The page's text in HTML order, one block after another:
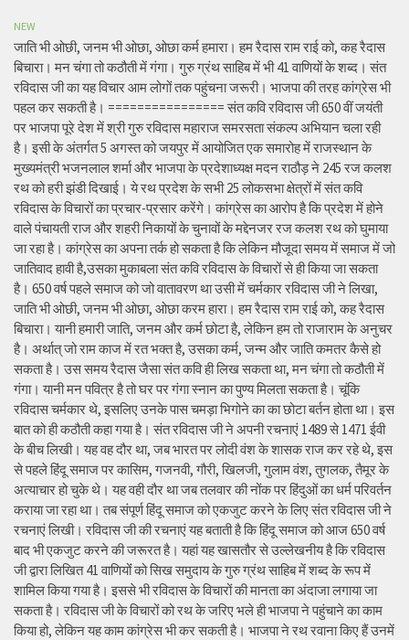
NEW
जाति भी ओछी, जनम भी ओछा, ओछा कर्म हमारा। हम रैदास राम राई को, कह रैदास
बिचारा। मन चंगा तो कठौती में गंगा। गुरु ग्रंथ साहिब में भी 41 वाणियों के शब्द। संत
रविदास जी का यह विचार आम लोगों तक पहुंचना जरूरी। भाजपा की तरह कांग्रेस भी
पहल कर सकती है। ================ संत कवि रविदास जी 650 वीं जयंती
पर भाजपा पूरे देश में श्री गुरु रविदास महाराज समरसता संकल्प अभियान चला रही
है। इसी के अंतर्गत 5 अगस्त को जयपुर में आयोजित एक समारोह में राजस्थान के
मुख्यमंत्री भजनलाल शर्मा और भाजपा के प्रदेशाध्यक्ष मदन राठौड़ ने 245 रज कलश
रथ को हरी झंडी दिखाई। ये रथ प्रदेश के सभी 25 लोकसभा क्षेत्रों में संत कवि
रविदास के विचारों का प्रचार-प्रसार करेंगे। कांग्रेस का आरोप है कि प्रदेश में होने
वाले पंचायती राज और शहरी निकायों के चुनावों के मद्देनजर रज कलश रथ को घुमाया
जा रहा है। कांग्रेस का अपना तर्क हो सकता है कि लेकिन मौजूदा समय में समाज में जो
जातिवाद हावी है,उसका मुकाबला संत कवि रविदास के विचारों से ही किया जा सकता
है। 650 वर्ष पहले समाज को जो वातावरण था उसी में चर्मकार रविदास जी ने लिखा,
जाति भी ओछी, जनम भी ओछा, ओछा करम हारा। हम रैदास राम राई को, कह रैदास
बिचारा। यानी हमारी जाति, जनम और कर्म छोटा है, लेकिन हम तो राजाराम के अनुचर
है। अर्थात् जो राम काज में रत भक्त है, उसका कर्म, जन्म और जाति कमतर कैसे हो
सकता है। उस समय रैदास जैसा संत कवि ही लिख सकता था, मन चंगा तो कठौती में
गंगा। यानी मन पवित्र है तो घर पर गंगा स्नान का पुण्य मिलता सकता है। चूंकि
रविदास चर्मकार थे, इसलिए उनके पास चमड़ा भिगोने का का छोटा बर्तन होता था। इस
बात को ही कठौती कहा गया है। संत रविदास जी ने अपनी रचनाएं 1489 से 1471 ईवी
के बीच लिखी। यह वह दौर था, जब भारत पर लोदी वंश के शासक राज कर रहे थे, इस
से पहले हिंदू समाज पर कासिम, गजनवी, गौरी, खिलजी, गुलाम वंश, तुगलक, तैमूर के
अत्याचार हो चुके थे। यह वही दौर था जब तलवार की नोंक पर हिंदुओं का धर्म परिवर्तन
कराया जा रहा था। तब संपूर्ण हिंदू समाज को एकजुट करने के लिए संत रविदास जी ने
रचनाएं लिखी। रविदास जी की रचनाएं यह बताती है कि हिंदू समाज को आज 650 वर्ष
बाद भी एकजुट करने की जरूरत है। यहां यह खासतौर से उल्लेखनीय है कि रविदास
जी द्वारा लिखित 41 वाणियोंं को सिख समुदाय के गुरु ग्रंथ साहिब में शब्द के रूप में
शामिल किया गया है। इससे भी रविदास के विचारों की मानता का अंदाजा लगाया जा
सकता है। रविदास जी के विचारों को रथ के जरिए भले ही भाजपा ने पहुंचाने का काम
किया हो, लेकिन यह काम कांग्रेस भी कर सकती है। भाजपा ने रथ रवाना किए हैं उनमें